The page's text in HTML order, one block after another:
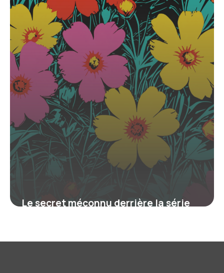
collective en œuvres subversives et
rares
4 septembre 2025
Le secret méconnu derrière la série